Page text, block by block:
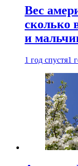
Вес
сколько
и
1 год спустя1